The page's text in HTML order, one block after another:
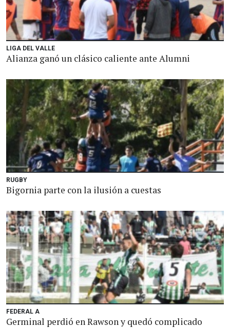
LIGA DEL VALLE
Alianza ganó un clásico caliente ante Alumni
RUGBY
Bigornia parte con la ilusión a cuestas
FEDERAL A
Germinal perdió en Rawson y quedó complicado